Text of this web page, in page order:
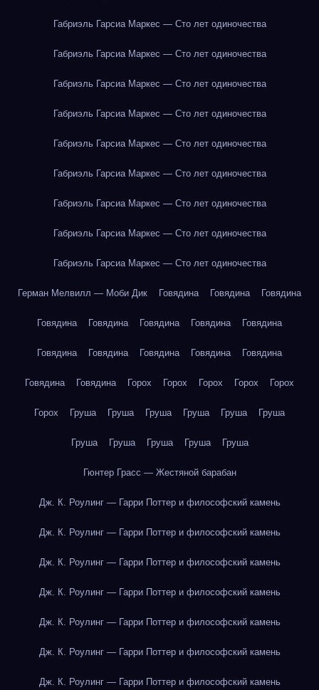
Габриэль Гарсиа Маркес — Сто лет одиночества
Габриэль Гарсиа Маркес — Сто лет одиночества
Габриэль Гарсиа Маркес — Сто лет одиночества
Габриэль Гарсиа Маркес — Сто лет одиночества
Габриэль Гарсиа Маркес — Сто лет одиночества
Габриэль Гарсиа Маркес — Сто лет одиночества
Габриэль Гарсиа Маркес — Сто лет одиночества
Габриэль Гарсиа Маркес — Сто лет одиночества
Габриэль Гарсиа Маркес — Сто лет одиночества
Герман Мелвилл — Моби Дик Говядина Говядина Говядина
Говядина Говядина Говядина Говядина Говядина
Говядина Говядина Говядина Говядина Говядина
Говядина Говядина Горох Горох Горох Горох Горох
Горох Груша Груша Груша Груша Груша Груша
Груша Груша Груша Груша Груша
Гюнтер Грасс — Жестяной барабан
Дж. К. Роулинг — Гарри Поттер и философский камень
Дж. К. Роулинг — Гарри Поттер и философский камень
Дж. К. Роулинг — Гарри Поттер и философский камень
Дж. К. Роулинг — Гарри Поттер и философский камень
Дж. К. Роулинг — Гарри Поттер и философский камень
Дж. К. Роулинг — Гарри Поттер и философский камень
Дж. К. Роулинг — Гарри Поттер и философский камень